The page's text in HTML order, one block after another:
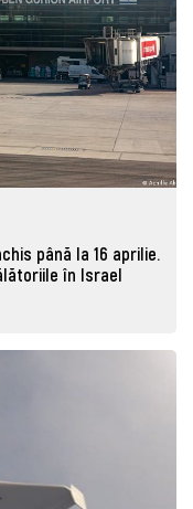
până la 16 aprilie.
în Israel